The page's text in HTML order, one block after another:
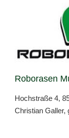
Roborasen
Hochstraße 4,
Christian Galler,